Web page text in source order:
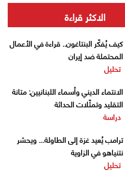
الاكثر قراءة
كيف يُفكّر البنتاغون.. قراءة في الأعمال
المحتملة ضد إيران
تحليل
الانتماء الديني وأسماء اللبنانيين: متانة
التقليد وتمثّلات الحداثة
دراسة
ترامب يُعيد غزة إلى الطاولة... ويحشر
نتنياهو في الزاوية
تحليل